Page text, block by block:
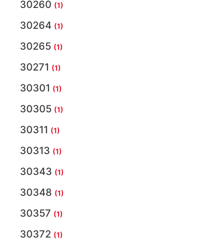
30260 (1)
30264 (1)
30265 (1)
30271 (1)
30301 (1)
30305 (1)
30311 (1)
30313 (1)
30343 (1)
30348 (1)
30357 (1)
30372 (1)